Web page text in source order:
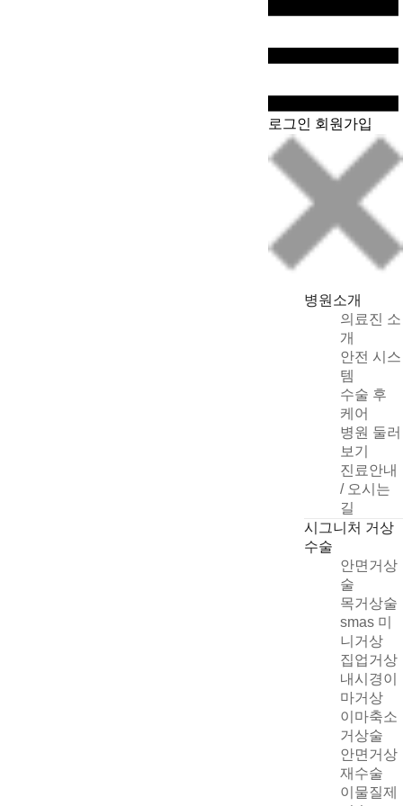
로그인 회원가입
병원소개
의료진 소
개
안전 시스
템
수술 후
케어
병원 둘러
보기
진료안내
/ 오시는
길
시그니처 거상
수술
안면거상
술
목거상술
smas 미
니거상
집업거상
내시경이
마거상
이마축소
거상술
안면거상
재수술
이물질제